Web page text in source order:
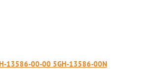
13586-00-00 5GH-13586-00N